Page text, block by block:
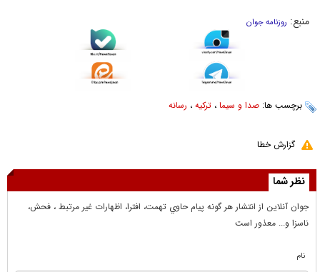
منبع: روزنامه جوان
برچسب ها: صدا و سیما ، ترکیه ، رسانه
گزارش خطا
نظر شما
جوان آنلاين از انتشار هر گونه پيام حاوي تهمت، افترا، اظهارات غير مرتبط ، فحش،
ناسزا و... معذور است
نام